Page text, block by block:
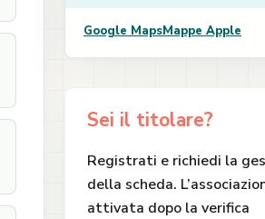
Google MapsMappe Apple
Sei il titolare?
Registrati e richiedi la
della scheda.
attivata dopo la verifica